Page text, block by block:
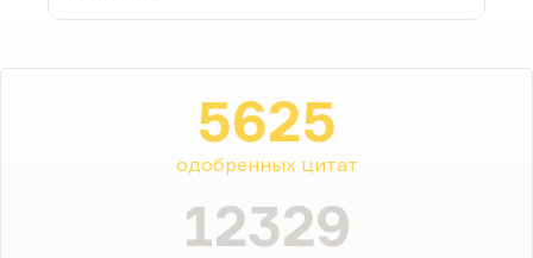
5625
одобренных цитат
12329